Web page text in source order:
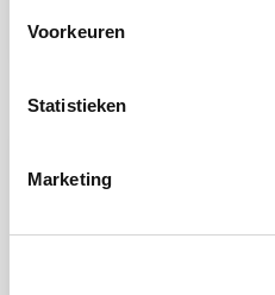
Voorkeuren
Statistieken
Marketing